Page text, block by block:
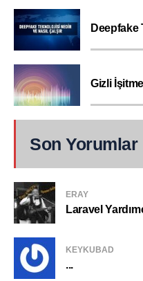
Deepfake
Gizli
Son Yorumlar
ERAY
Laravel
KEYKUBAD
...